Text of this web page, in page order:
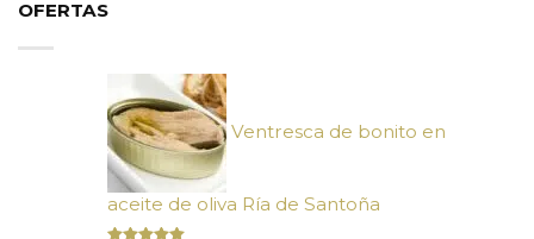
OFERTAS
Ventresca de bonito en
aceite de oliva Ría de Santoña